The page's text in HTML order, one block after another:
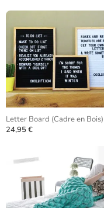
Letter Board (Cadre en Bois)
24,95 €